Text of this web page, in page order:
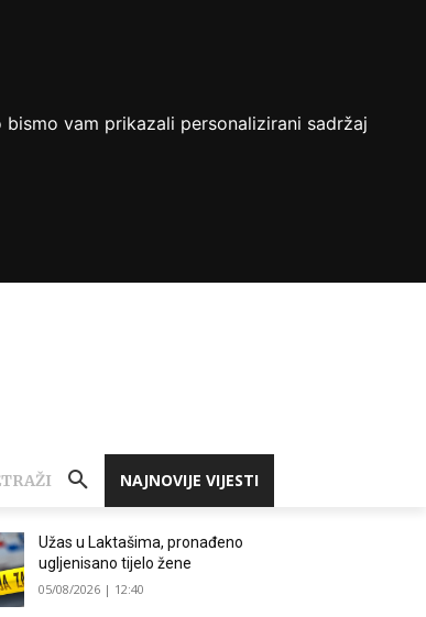
vam prikazali personalizirani sadržaj
NAJNOVIJE VIJESTI
Užas u Laktašima, pronađeno
ugljenisano tijelo žene
05/08/2026 | 12:40